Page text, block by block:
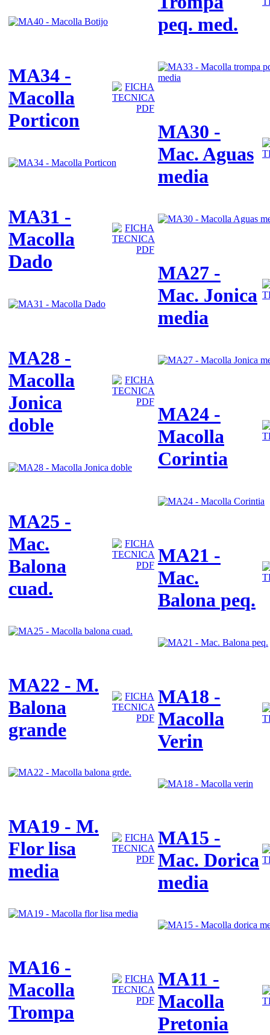
MA34 -
Macolla
Porticon
MA31 -
Macolla
Dado
MA28 -
Macolla
Jonica
doble
MA25 -
Mac.
Balona
cuad.
MA22 - M.
Balona
grande
MA19 - M.
Flor lisa
media
MA16 -
Macolla
Trompa
peq. med.
MA30 -
Mac. Aguas
media
MA27 -
Mac. Jonica
media
MA24 -
Macolla
Corintia
MA21 -
Mac.
Balona peq.
MA18 -
Macolla
Verin
MA15 -
Mac. Dorica
media
MA11 -
Macolla
Pretonia